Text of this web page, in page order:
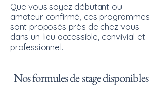
Que vous soyez débutant ou
amateur confirmé, ces programmes
sont proposés près de chez vous
dans un lieu accessible, convivial et
professionnel.
Nos formules de stage disponibles